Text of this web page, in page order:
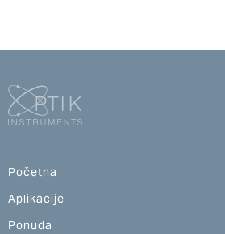
Početna
Aplikacije
Ponuda